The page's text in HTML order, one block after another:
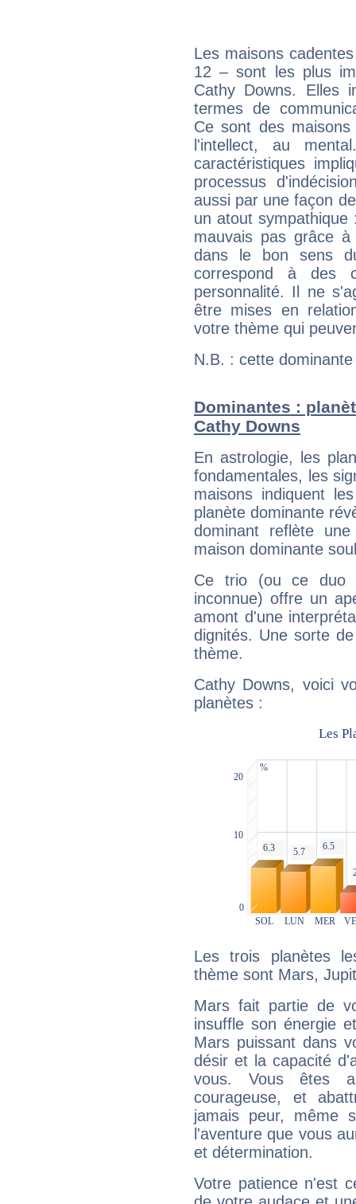
Les maisons
12 – sont les plus
Cathy Downs. Elles
termes de
Ce sont des
l'intellect, au
caractéristiques
processus
aussi par une façon
un atout
mauvais pas grâce
dans le bon sens
correspond à des
personnalité. Il ne
être mises en
votre thème qui
N.B. : cette
Dominantes :
Cathy Downs
En astrologie, les
fondamentales, les
maisons indiquent
planète dominante
dominant reflète
maison dominante
Ce trio (ou ce duo
inconnue) offre un
amont d'une
dignités. Une sorte
thème.
Cathy Downs, voici
planètes :
Les trois planètes
thème sont Mars,
Mars fait partie de
insuffle son énergie
Mars puissant dans
désir et la capacité
vous. Vous êtes
courageuse, et
jamais peur, même
l'aventure que vous
et détermination.
Votre patience n'est